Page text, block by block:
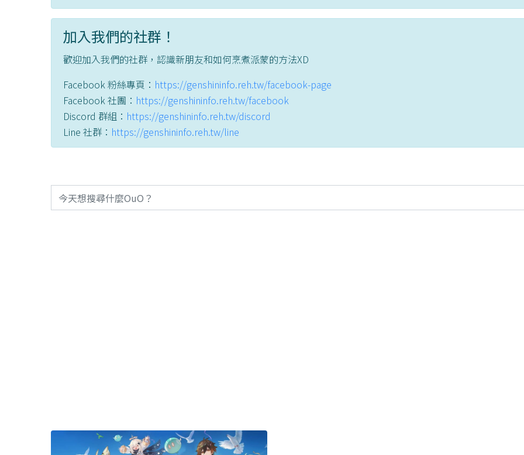
加入我們的社群！
歡迎加入我們的社群，認識新朋友和如何烹煮派蒙的方法XD
Facebook 粉絲專頁： https://genshininfo.reh.tw/facebook-page
Facebook 社團： https://genshininfo.reh.tw/facebook
Discord 群組： https://genshininfo.reh.tw/discord
Line 社群： https://genshininfo.reh.tw/line